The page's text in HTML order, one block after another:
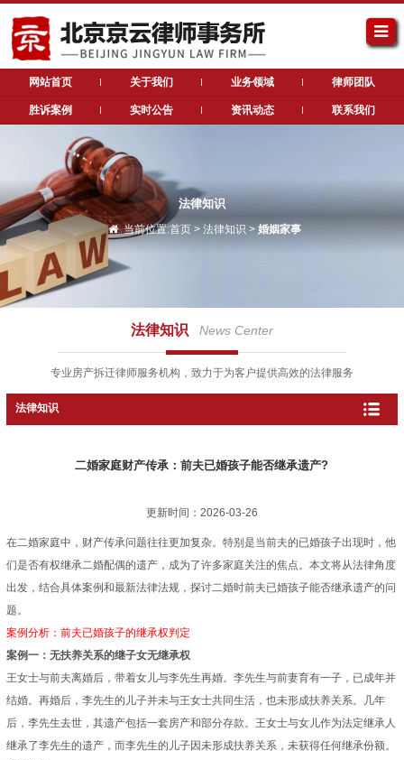
网站首页 关于我们 业务领域 律师团队
胜诉案例 实时公告 资讯动态 联系我们
法律知识
当前位置:首页> 法律知识 > 婚姻家事
法律知识 News Center
专业房产拆迁律师服务机构，致力于为客户提供高效的法律服务
法律知识
二婚家庭财产传承：前夫已婚孩子能否继承遗产?
更新时间：2026-03-26
在二婚家庭中，财产传承问题往往更加复杂。特别是当前夫的已婚孩子出现时，他
们是否有权继承二婚配偶的遗产，成为了许多家庭关注的焦点。本文将从法律角度
出发，结合具体案例和最新法律法规，探讨二婚时前夫已婚孩子能否继承遗产的问
题。
案例分析：前夫已婚孩子的继承权判定
案例一：无扶养关系的继子女无继承权
王女士与前夫离婚后，带着女儿与李先生再婚。李先生与前妻育有一子，已成年并
结婚。再婚后，李先生的儿子并未与王女士共同生活，也未形成扶养关系。几年
后，李先生去世，其遗产包括一套房产和部分存款。王女士与女儿作为法定继承人
继承了李先生的遗产，而李先生的儿子因未形成扶养关系，未获得任何继承份额。